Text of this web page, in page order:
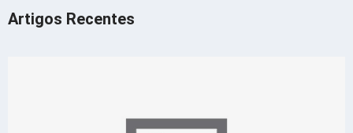
Artigos Recentes